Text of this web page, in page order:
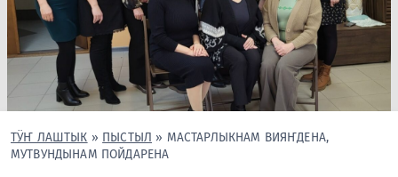
ТӰҤ ЛАШТЫК » ПЫСТЫЛ » МАСТАРЛЫКНАМ ВИЯҤДЕНА,
МУТВУНДЫНАМ ПОЙДАРЕНА